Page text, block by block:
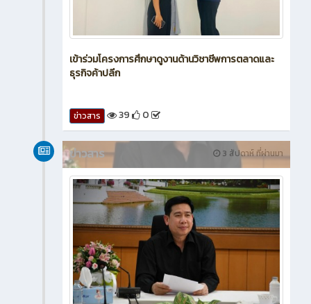
เข้าร่วมโครงการศึกษาดูงานด้านวิชาชีพการตลาดและ
ธุรกิจค้าปลีก
ข่าวสาร 39 0
3 สัปดาห์ ที่ผ่านมา
ข่าวสาร